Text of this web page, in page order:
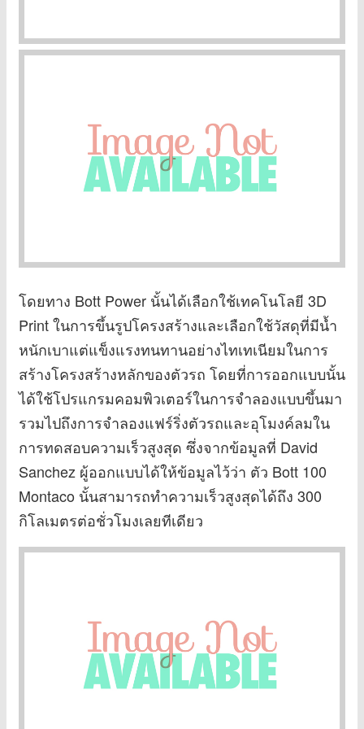
โดยทาง Bott Power นั้นได้เลือกใช้เทคโนโลยี 3D
Print ในการขึ้นรูปโครงสร้างและเลือกใช้วัสดุที่มีน้ำ
หนักเบาแต่แข็งแรงทนทานอย่างไทเทเนียมในการ
สร้างโครงสร้างหลักของตัวรถ โดยที่การออกแบบนั้น
ได้ใช้โปรแกรมคอมพิวเตอร์ในการจำลองแบบขึ้นมา
รวมไปถึงการจำลองแฟร์ริ่งตัวรถและอุโมงค์ลมใน
การทดสอบความเร็วสูงสุด ซึ่งจากข้อมูลที่ David
Sanchez ผู้ออกแบบได้ให้ข้อมูลไว้ว่า ตัว Bott 100
Montaco นั้นสามารถทำความเร็วสูงสุดได้ถึง 300
กิโลเมตรต่อชั่วโมงเลยทีเดียว